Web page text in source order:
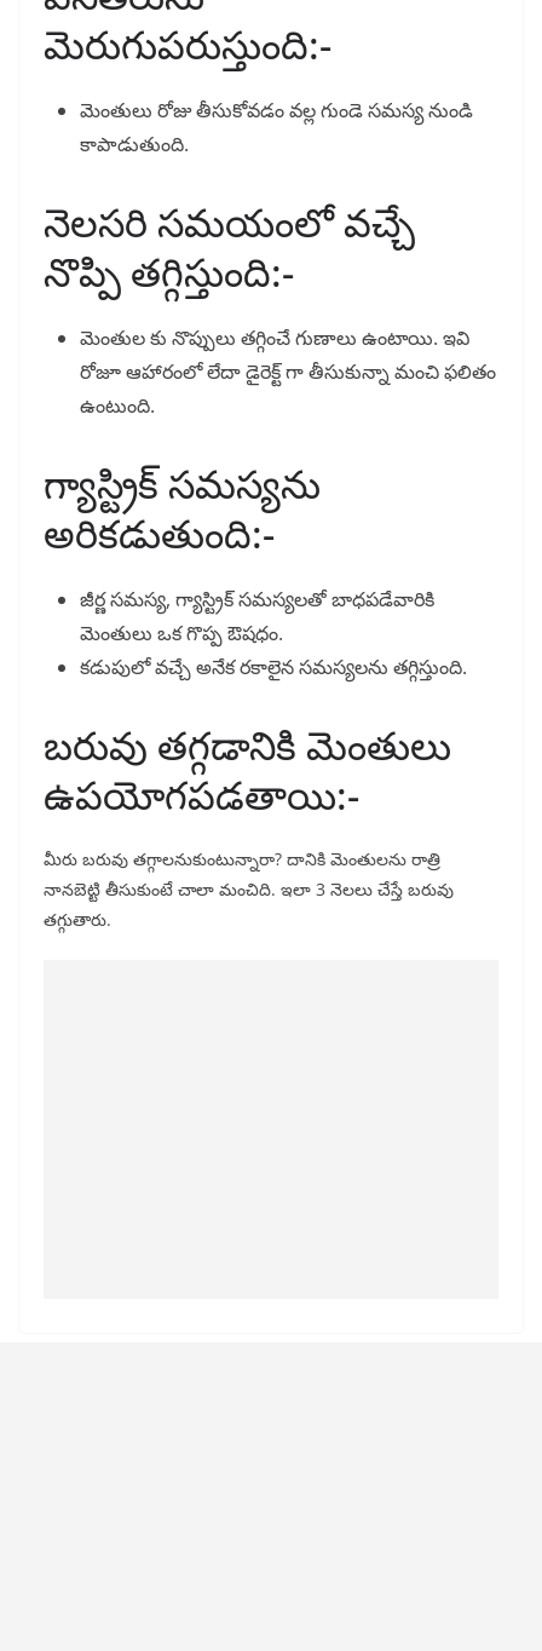
మెరుగుపరుస్తుంది:-
మెంతులు రోజు తీసుకోవడం వల్ల గుండె సమస్య నుండి
కాపాడుతుంది.
నెలసరి సమయంలో వచ్చే
నొప్పి తగ్గిస్తుంది:-
మెంతుల కు నొప్పులు తగ్గించే గుణాలు ఉంటాయి. ఇవి
రోజూ ఆహారంలో లేదా డైరెక్ట్ గా తీసుకున్నా మంచి ఫలితం
ఉంటుంది.
గ్యాస్ట్రిక్ సమస్యను
అరికడుతుంది:-
జీర్ణ సమస్య, గ్యాస్ట్రిక్ సమస్యలతో బాధపడేవారికి
మెంతులు ఒక గొప్ప ఔషధం.
కడుపులో వచ్చే అనేక రకాలైన సమస్యలను తగ్గిస్తుంది.
బరువు తగ్గడానికి మెంతులు
ఉపయోగపడతాయి:-
మీరు బరువు తగ్గాలనుకుంటున్నారా? దానికి మెంతులను రాత్రి
నానబెట్టి తీసుకుంటే చాలా మంచిది. ఇలా 3 నెలలు చేస్తే బరువు
తగ్గుతారు.